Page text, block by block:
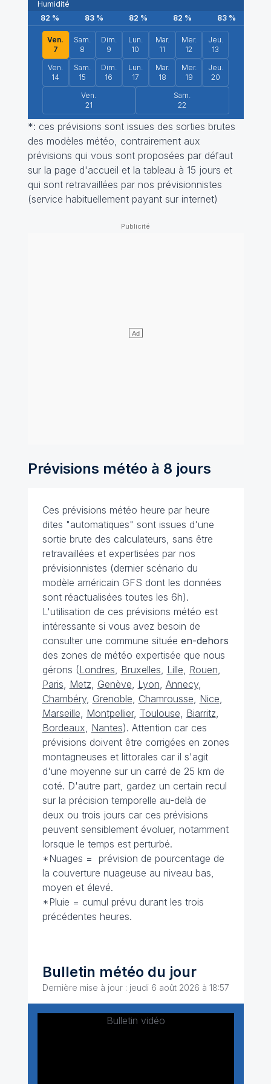
Humidité
82 % 83% 82 % 82 % 83%
Ven.
7
Sam.
8
Dim.
9
Lun.
10
Mar.
11
Mer.
12
Jeu.
13
Ven.
14
Sam.
15
Dim.
16
Lun.
17
Mar.
18
Mer.
19
Jeu.
20
Ven.
21
Sam.
22
*: ces prévisions sont issues des sorties brutes
des modèles météo, contrairement aux
prévisions qui vous sont proposées par défaut
sur la page d'accueil et la tableau à 15 jours et
qui sont retravaillées par nos prévisionnistes
(service habituellement payant sur internet)
Prévisions météo à 8 jours
Ces prévisions météo heure par heure
dites "automatiques" sont issues d'une
sortie brute des calculateurs, sans être
retravaillées et expertisées par nos
prévisionnistes (dernier scénario du
modèle américain GFS dont les données
sont réactualisées toutes les 6h).
L'utilisation de ces prévisions météo est
intéressante si vous avez besoin de
consulter une commune située en-dehors
des zones de météo expertisée que nous
gérons (Londres, Bruxelles, Lille, Rouen,
Paris, Metz, Genève, Lyon, Annecy,
Chambéry, Grenoble, Chamrousse, Nice,
Marseille, Montpellier, Toulouse, Biarritz,
Bordeaux, Nantes). Attention car ces
prévisions doivent être corrigées en zones
montagneuses et littorales car il s'agit
d'une moyenne sur un carré de 25 km de
coté. D'autre part, gardez un certain recul
sur la précision temporelle au-delà de
deux ou trois jours car ces prévisions
peuvent sensiblement évoluer, notamment
lorsque le temps est perturbé.
*Nuages = prévision de pourcentage de
la couverture nuageuse au niveau bas,
moyen et élevé.
*Pluie = cumul prévu durant les trois
précédentes heures.
Bulletin météo du jour
Dernière mise à jour : jeudi 6 août 2026 à 18:57
Bulletin vidéo